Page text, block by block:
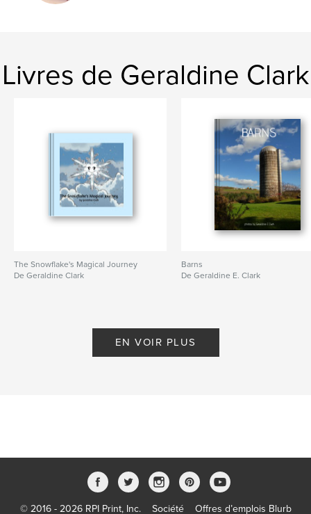
Livres de Geraldine Clark
The Snowflake's Magical Journey
De Geraldine Clark
Barns
De Geraldine E. Clark
EN VOIR PLUS
© 2016 - 2026 RPI Print, Inc. Société Offres d’emplois Blurb